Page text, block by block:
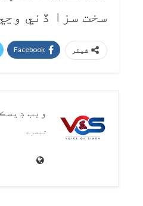
سخت سزا ڏني
شیئر Facebook
ويب ڊيسڪ
تبصرے